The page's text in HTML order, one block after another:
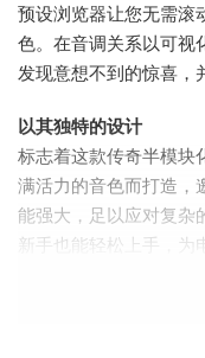
预设浏览器让您无需滚
色。在音调关系以可视
发现意想不到的惊喜
以其独特的设计
标志着这款传奇半模块
满活力的音色而打造，
能强大，足以应对复杂
新手也能轻松上手，为